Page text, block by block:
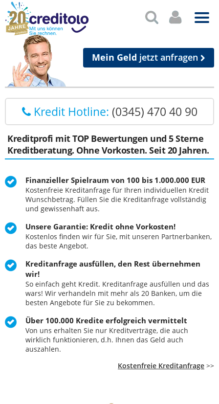
Mein Geld jetzt anfragen
Kredit Hotline: (0345) 470 40 90
Kreditprofi mit TOP Bewertungen und 5 Sterne
Kreditberatung. Ohne Vorkosten. Seit 20 Jahren.
Finanzieller Spielraum von 100 bis 1.000.000 EUR
Kostenfreie Kreditanfrage für Ihren individuellen Kredit
Wunschbetrag. Füllen Sie die Kreditanfrage vollständig
und gewissenhaft aus.
Unsere Garantie: Kredit ohne Vorkosten!
Kostenlos finden wir für Sie, mit unseren Partnerbanken,
das beste Angebot.
Kreditanfrage ausfüllen, den Rest übernehmen
wir!
So einfach geht Kredit. Kreditanfrage ausfüllen und das
wars! Wir verhandeln mit mehr als 20 Banken, um die
besten Angebote für Sie zu bekommen.
Über 100.000 Kredite erfolgreich vermittelt
Von uns erhalten Sie nur Kreditverträge, die auch
wirklich funktionieren, d.h. Ihnen das Geld auch
auszahlen.
Kostenfreie Kreditanfrage >>